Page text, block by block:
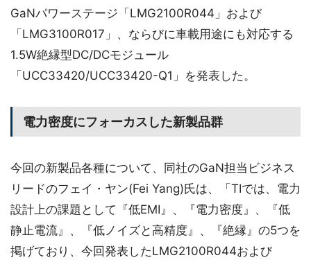
GaNパワーステージ「LMG2100R044」および
「LMG3100R017」、ならびに車載用途にも対応する
1.5W絶縁型DC/DCモジュール
「UCC33420/UCC33420-Q1」を発表した。
電力密度にフォーカスした新製品群
今回の新製品各種について、同社のGaN担当ビジネス
リードのフェイ・ヤン(Fei Yang)氏は、「TIでは、電力
設計上の課題として『低EMI』、『電力密度』、『低
静止電流』、『低ノイズと高精度』、『絶縁』の5つを
掲げており、今回発表したLMG2100R044および